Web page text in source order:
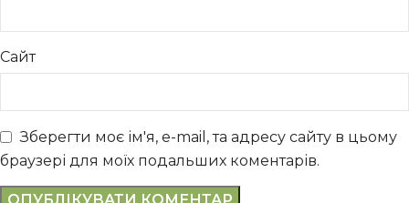
Сайт
Зберегти моє ім'я, e-mail, та адресу сайту в цьому
браузері для моїх подальших коментарів.